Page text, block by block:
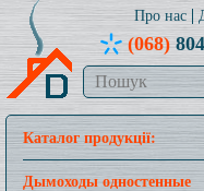
Про нас
(068)
Каталог продукції:
Дымоходы одностенные